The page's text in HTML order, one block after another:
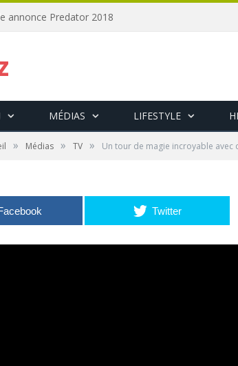
annonce Predator 2018
MÉDIAS LIFESTYLE
» Médias » TV » Un tour de magie incroyable
Twitter